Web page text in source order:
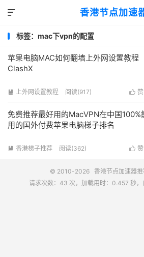
香港节点加速

标签：mac下vpn的配置
苹果电脑MAC如何翻墙上外网设置教程
ClashX

 上外网设置教程 阅读(917)
免费推荐最好用的MacVPN在中国100%
用的国外付费苹果电脑梯子排名

 香港梯子推荐 阅读(362)
© 2010-2026 香港节点加速器
请求次数：43 次，加载用时：0.457 秒，